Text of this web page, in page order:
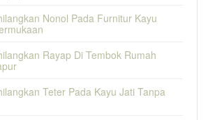
Nonol Pada Furnitur Kayu
Rayap Di Tembok Rumah
Teter Pada Kayu Jati Tanpa